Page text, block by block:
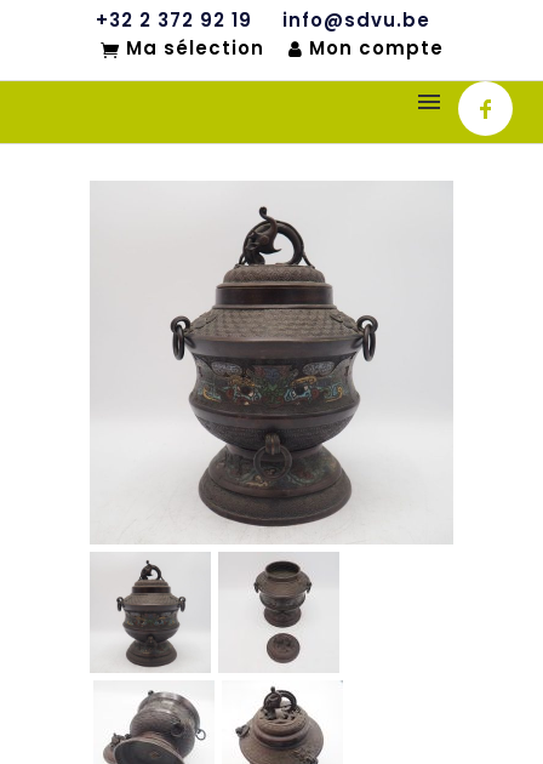
+32 2 372 92 19
info@sdvu.be
Ma sélection
Mon compte